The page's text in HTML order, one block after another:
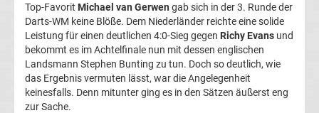
Liga
Tabelle
DFB-
Top-Favorit Michael van Gerwen gab sich in der 3. Runde der
Darts-WM keine Blöße. Dem Niederländer reichte eine solide
Leistung für einen deutlichen 4:0-Sieg gegen Richy Evans und
bekommt es im Achtelfinale nun mit dessen englischen
Landsmann Stephen Bunting zu tun. Doch so deutlich, wie
das Ergebnis vermuten lässt, war die Angelegenheit
keinesfalls. Denn mitunter ging es in den Sätzen äußerst eng
zur Sache.